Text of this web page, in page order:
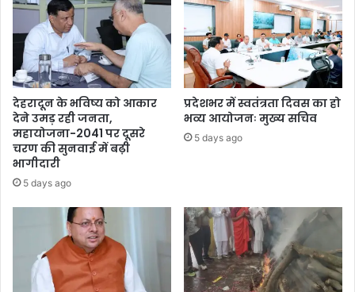
देहरादून के भविष्य को आकार
देने उमड़ रही जनता,
महायोजना-2041 पर दूसरे
चरण की सुनवाई में बढ़ी
भागीदारी
5 days ago
प्रदेशभर में स्वतंत्रता दिवस का हो
भव्य आयोजनः मुख्य सचिव
5 days ago